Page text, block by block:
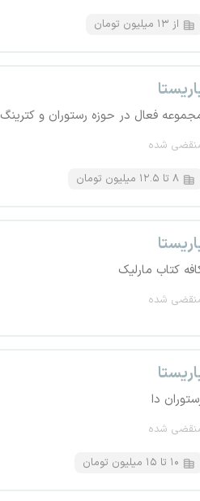
از ۱۳ میلیون تومان
فعال در حوزه رستوران و کترینگ
شده
۸ تا ۱۲.۵ میلیون تومان
کتاب مارلیک
شده
دا
شده
۱۰ تا ۱۵ میلیون تومان